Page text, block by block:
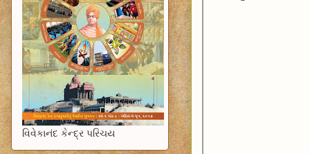
વિવેકાનંદ કેન્દ્ર પરિચય